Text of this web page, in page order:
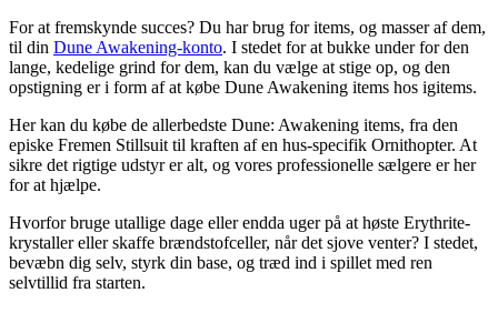
For at fremskynde succes? Du har brug for items, og masser af dem,
til din Dune Awakening-konto. I stedet for at bukke under for den
lange, kedelige grind for dem, kan du vælge at stige op, og den
opstigning er i form af at købe Dune Awakening items hos igitems.
Her kan du købe de allerbedste Dune: Awakening items, fra den
episke Fremen Stillsuit til kraften af en hus-specifik Ornithopter. At
sikre det rigtige udstyr er alt, og vores professionelle sælgere er her
for at hjælpe.
Hvorfor bruge utallige dage eller endda uger på at høste Erythrite-
krystaller eller skaffe brændstofceller, når det sjove venter? I stedet,
bevæbn dig selv, styrk din base, og træd ind i spillet med ren
selvtillid fra starten.